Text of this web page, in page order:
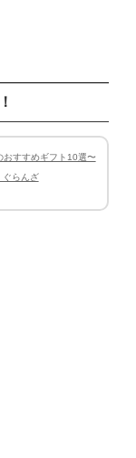
おすすめギフト10選〜
ぐらんざ